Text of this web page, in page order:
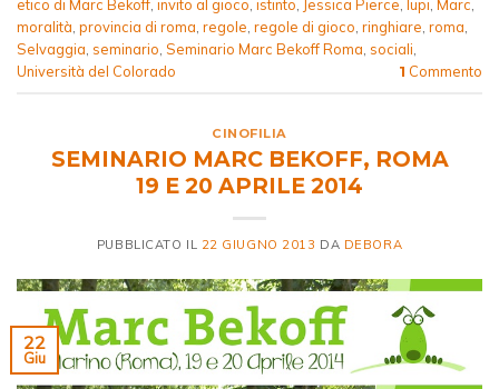
etico di Marc Bekoff invito al gioco istinto Jessica Pierce lupi Marc
moralità provincia di roma regole regole di gioco ringhiare roma
Selvaggia seminario Seminario Marc Bekoff Roma sociali
Università del Colorado
1 Commento
CINOFILIA
SEMINARIO MARC BEKOFF, ROMA
19 E 20 APRILE 2014
PUBBLICATO IL 22 GIUGNO 2013 DA DEBORA
22
Giu